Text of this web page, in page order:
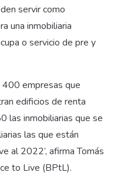
servir como
una inmobiliaria
o servicio de pre y
400 empresas que
edificios de renta
las inmobiliarias que se
las que están
al 2022’, afirma Tomás
to Live (BPtL).